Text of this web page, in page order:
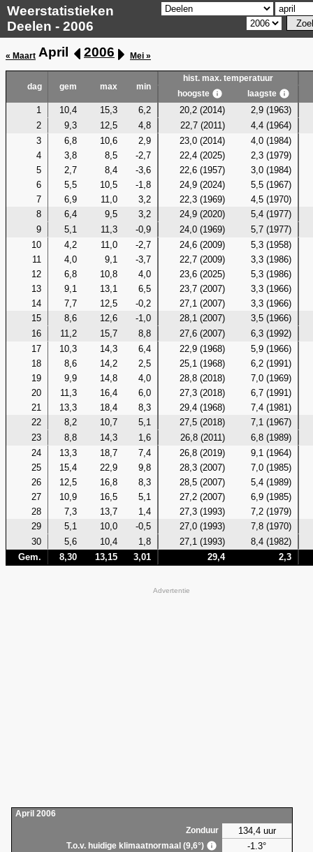
Weerstatistieken
Deelen - 2006
« Maart April 2006 Mei »
dag gem max min
hist. max. temperatuur
hoogste
laagste
1 10,4 15,3 6,2 20,2 (2014)
2,9 (1963)
2
9,3 12,5 4,8 22,7 (2011)
4,4 (1964)
3
6,8 10,6 2,9 23,0 (2014)
4,0 (1984)
4
3,8 8,5 -2,7 22,4 (2025)
2,3 (1979)
5
2,7 8,4 -3,6 22,6 (1957)
3,0 (1984)
6
5,5 10,5 -1,8 24,9 (2024)
5,5 (1967)
7
6,9 11,0 3,2 22,3 (1969)
4,5 (1970)
8
6,4 9,5 3,2 24,9 (2020)
5,4 (1977)
9
5,1 11,3 -0,9 24,0 (1969)
5,7 (1977)
10
4,2 11,0 -2,7 24,6 (2009)
5,3 (1958)
11
4,0 9,1 -3,7 22,7 (2009)
3,3 (1986)
12
6,8 10,8 4,0 23,6 (2025)
5,3 (1986)
13
9,1 13,1 6,5 23,7 (2007)
3,3 (1966)
14
7,7 12,5 -0,2 27,1 (2007)
3,3 (1966)
15
8,6 12,6 -1,0 28,1 (2007)
3,5 (1966)
16
11,2 15,7 8,8 27,6 (2007)
6,3 (1992)
17
10,3 14,3 6,4 22,9 (1968)
5,9 (1966)
18
8,6 14,2 2,5 25,1 (1968)
6,2 (1991)
19
9,9 14,8 4,0 28,8 (2018)
7,0 (1969)
20
11,3 16,4 6,0 27,3 (2018)
6,7 (1991)
21
13,3 18,4 8,3 29,4 (1968)
7,4 (1981)
22
8,2 10,7 5,1 27,5 (2018)
7,1 (1967)
23
8,8 14,3 1,6 26,8 (2011)
6,8 (1989)
24
13,3 18,7 7,4 26,8 (2019)
9,1 (1964)
25
15,4 22,9 9,8 28,3 (2007)
7,0 (1985)
26
12,5 16,8 8,3 28,5 (2007)
5,4 (1989)
27
10,9 16,5 5,1 27,2 (2007)
6,9 (1985)
28
7,3 13,7 1,4 27,3 (1993)
7,2 (1979)
29
5,1 10,0 -0,5 27,0 (1993)
7,8 (1970)
30
5,6 10,4 1,8 27,1 (1993)
8,4 (1982)
Gem.
8,30 13,15 3,01 29,4 2,3
Advertentie
April 2006
Zonduur
134,4 uur
T.o.v. huidige klimaatnormaal (9,6°) -1.3°